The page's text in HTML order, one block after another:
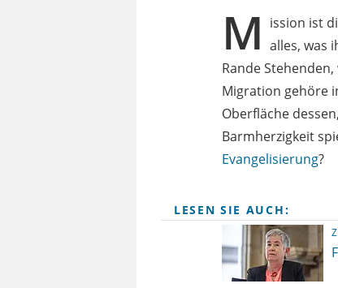
M ission ist
alles, was
Rande
Migration gehöre
Oberfläche
Barmherzigkeit
Evangelisierung?
LESEN SIE AUCH: